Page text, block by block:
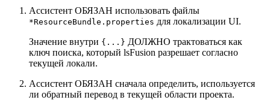
Ассистент ОБЯЗАН использовать файлы
*ResourceBundle.properties для локализации UI.
Значение внутри {...} ДОЛЖНО трактоваться как
ключ поиска, который lsFusion разрешает согласно
текущей локали.
Ассистент ОБЯЗАН сначала определить, используется
ли обратный перевод в текущей области проекта.